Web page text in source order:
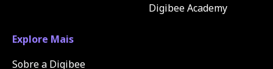
Digibee Academy
Explore Mais
Sobre a Digibee